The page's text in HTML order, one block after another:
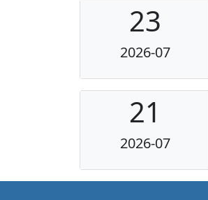
23
2026-07
21
2026-07